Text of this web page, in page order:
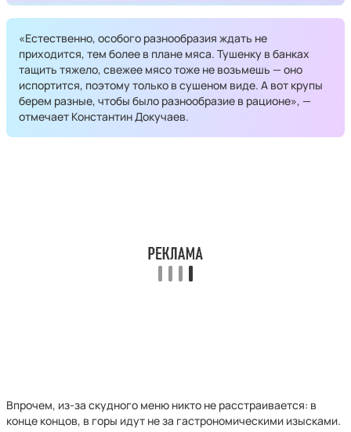
«Естественно, особого разнообразия ждать не
приходится, тем более в плане мяса. Тушенку в банках
тащить тяжело, свежее мясо тоже не возьмешь — оно
испортится, поэтому только в сушеном виде. А вот крупы
берем разные, чтобы было разнообразие в рационе», —
отмечает Константин Докучаев.
Впрочем, из-за скудного меню никто не расстраивается: в
конце концов, в горы идут не за гастрономическими изысками.